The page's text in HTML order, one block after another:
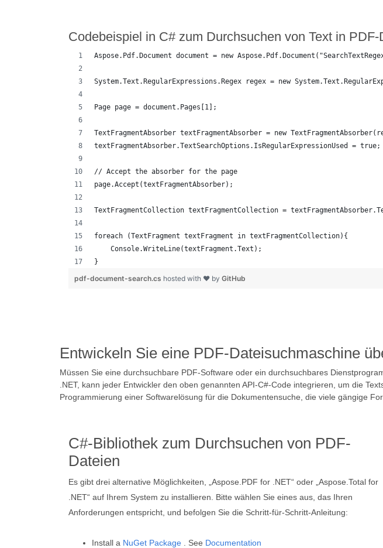
Codebeispiel in C# zum Durchsuchen von Text in PDF-
Aspose.Pdf.Document document = new
System.Text.RegularExpressions.Regex regex = new
Page page = document.Pages[1];
TextFragmentAbsorber textFragmentAbsorber = new
textFragmentAbsorber.TextSearchOptions.IsRegularExpressionUsed = true;
// Accept the absorber for the page
page.Accept(textFragmentAbsorber);
TextFragmentCollection textFragmentCollection =
foreach (TextFragment textFragment in textFragmentCollection){
    Console.WriteLine(textFragment.Text);
}
pdf-document-search.cs hosted with ❤ by GitHub
Entwickeln Sie eine PDF-Dateisuchmaschine
Müssen Sie eine durchsuchbare PDF-Software oder ein durchsuchbares
.NET, kann jeder Entwickler den oben genannten API-C#-Code integrieren, um die
Programmierung einer Softwarelösung für die Dokumentensuche, die viele gängige
C#-Bibliothek zum Durchsuchen von PDF-
Dateien
Es gibt drei alternative Möglichkeiten, „Aspose.PDF for .NET“ oder „Aspose.Total for
.NET“ auf Ihrem System zu installieren. Bitte wählen Sie eines aus, das Ihren
Anforderungen entspricht, und befolgen Sie die Schritt-für-Schritt-Anleitung:
Install a NuGet Package . See Documentation